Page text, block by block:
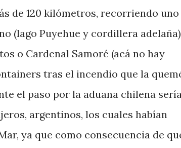
de 120 kilómetros, recorriendo uno
(lago Puyehue y cordillera
o Cardenal Samoré (acá no hay
tras el incendio que la
el paso por la aduana chilena
argentinos, los cuales habían
ya que como consecuencia de